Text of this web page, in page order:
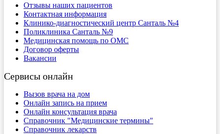
Отзывы наших пациентов
Контактная информация
Клинико-диагностический центр Санталь №4
Поликлиника Санталь №9
Медицинская помощь по ОМС
Договор оферты
Вакансии
Сервисы онлайн
Вызов врача на дом
Онлайн запись на прием
Онлайн консультация врача
Справочник "Медицинские термины"
Справочник лекарств